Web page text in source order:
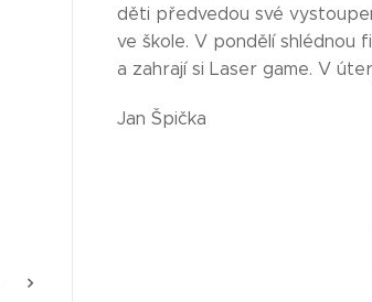
děti předvedou své
ve škole. V pondělí shlédnou
a zahrají si Laser game. V
Jan Špička